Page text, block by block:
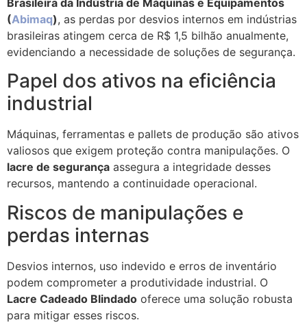
(Abimaq), as perdas por desvios internos em indústrias
brasileiras atingem cerca de R$ 1,5 bilhão anualmente,
evidenciando a necessidade de soluções de segurança.
Papel dos ativos na eficiência
industrial
Máquinas, ferramentas e pallets de produção são ativos
valiosos que exigem proteção contra manipulações. O
lacre de segurança assegura a integridade desses
recursos, mantendo a continuidade operacional.
Riscos de manipulações e
perdas internas
Desvios internos, uso indevido e erros de inventário
podem comprometer a produtividade industrial. O
Lacre Cadeado Blindado oferece uma solução robusta
para mitigar esses riscos.